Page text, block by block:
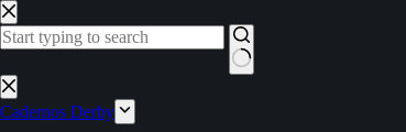
Pular
para
o
Sem
resultados
Cadernos Derby